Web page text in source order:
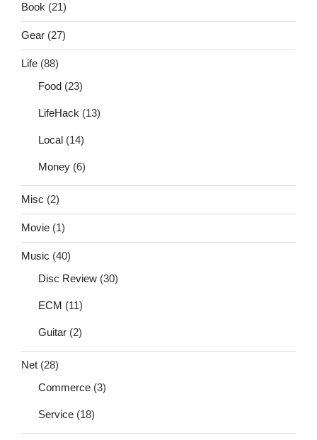
Book (21)
Gear (27)
Life (88)
Food (23)
LifeHack (13)
Local (14)
Money (6)
Misc (2)
Movie (1)
Music (40)
Disc Review (30)
ECM (11)
Guitar (2)
Net (28)
Commerce (3)
Service (18)